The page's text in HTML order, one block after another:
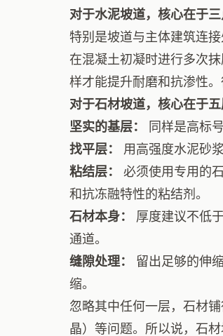
对于水泥坡道，核心在于三
特别是坡道与主体建筑连
在混凝土初凝时进行多次
样才能提升耐磨和抗渗性
对于石材坡道，核心在于五
坚实的基层：
同样是高标
找平层：
用高强度水泥砂
粘结层：
必须使用专用的
和抗冻融特性的粘结剂。
石材本身：
厚度建议不低
通道。
缝隙处理：
留出足够的伸
缩。
忽略其中任何一层，石材
晶）等问题。所以说，石